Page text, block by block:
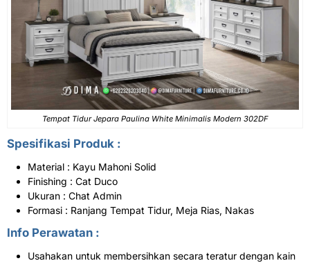
Tempat Tidur Jepara Paulina White Minimalis Modern 302DF
Spesifikasi Produk :
Material : Kayu Mahoni Solid
Finishing : Cat Duco
Ukuran : Chat Admin
Formasi : Ranjang Tempat Tidur, Meja Rias, Nakas
Info Perawatan :
Usahakan untuk membersihkan secara teratur dengan kain